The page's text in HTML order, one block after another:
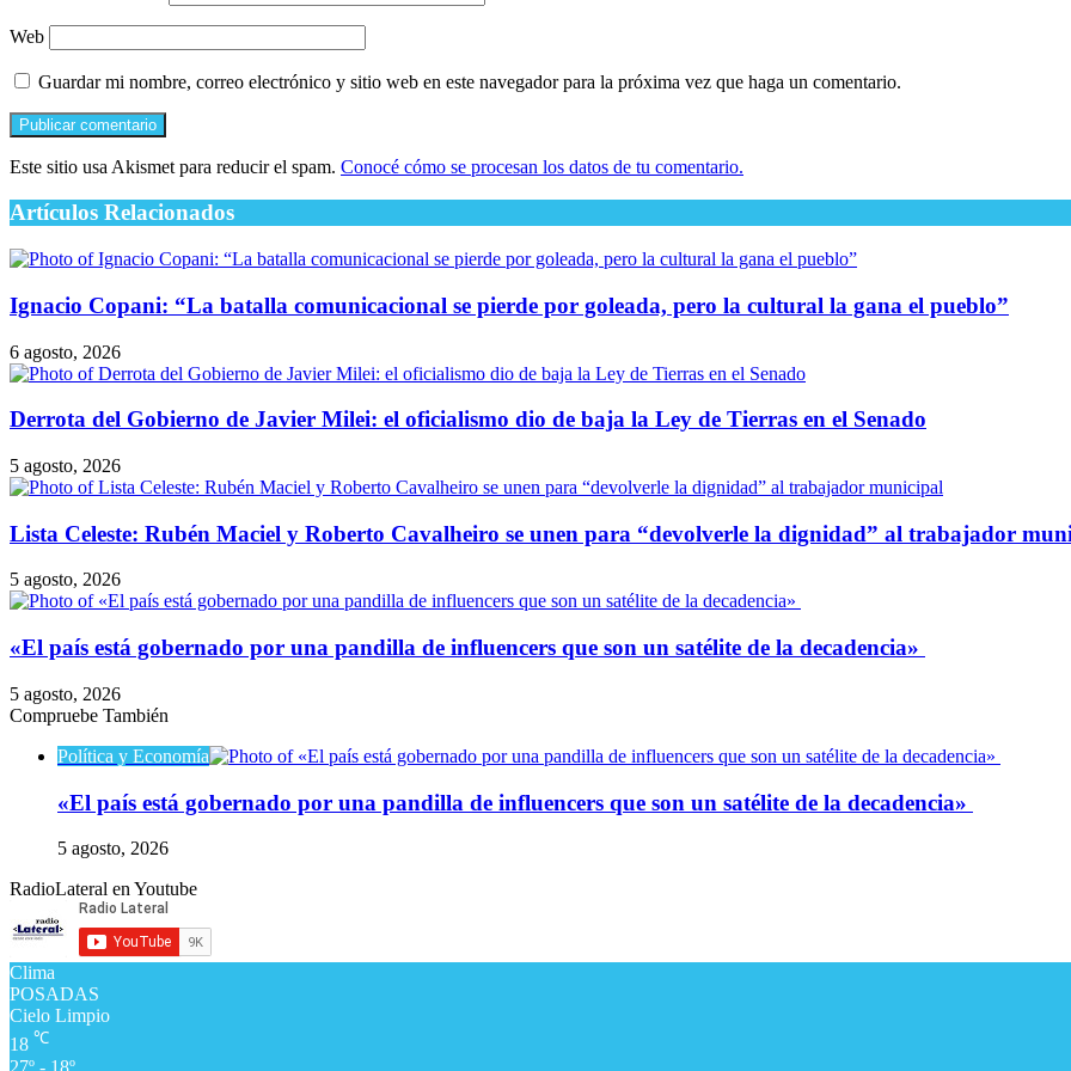
Web
Guardar mi nombre, correo electrónico y sitio web en este navegador para la próxima vez que haga un comentario.
Este sitio usa Akismet para reducir el spam. Conocé cómo se procesan los datos de tu comentario.
Artículos Relacionados
Ignacio Copani: “La batalla comunicacional se pierde por goleada, pero la cultural la gana el pueblo”
6 agosto, 2026
Derrota del Gobierno de Javier Milei: el oficialismo dio de baja la Ley de Tierras en el Senado
5 agosto, 2026
Lista Celeste: Rubén Maciel y Roberto Cavalheiro se unen para “devolverle la dignidad” al trabajador
5 agosto, 2026
​«El país está gobernado por una pandilla de influencers que son un satélite de la decadencia»
5 agosto, 2026
Compruebe También
Política y Economía
​«El país está gobernado por una pandilla de influencers que son un satélite de la decadencia»
5 agosto, 2026
RadioLateral en Youtube
Clima
POSADAS
Cielo Limpio
18 ℃
27º - 18º